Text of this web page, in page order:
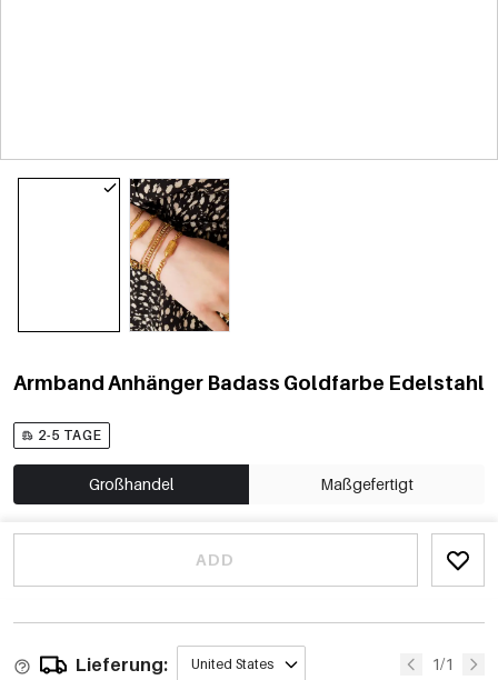
Armband Anhänger Badass Goldfarbe Edelstahl
2-5 TAGE
Großhandel Maßgefertigt
ADD
Lieferung: United States 1/1